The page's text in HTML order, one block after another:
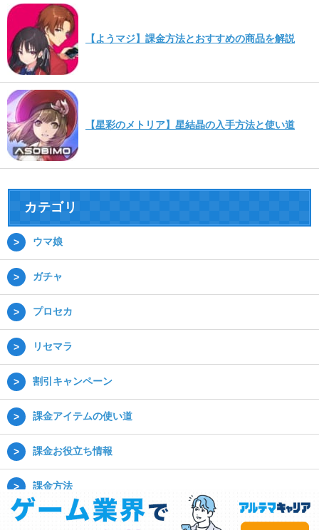
【ようマジ】課金方法とおすすめの商品を解説
【星彩のメトリア】星結晶の入手方法と使い道
カテゴリ
ウマ娘
ガチャ
プロセカ
リセマラ
割引キャンペーン
課金アイテムの使い道
課金お役立ち情報
課金方法